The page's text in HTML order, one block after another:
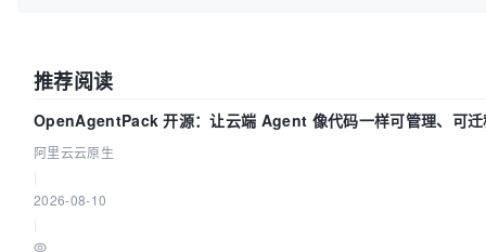
推荐阅读
OpenAgentPack 开源：让云端 Agent 像代码一样可管理、可迁
阿里云云原生
2026-08-10